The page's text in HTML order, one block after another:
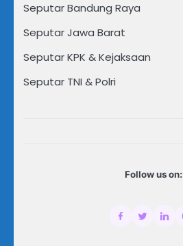
Seputar Bandung Raya
Seputar Jawa Barat
Seputar KPK & Kejaksaan
Seputar TNI & Polri
Follow us on: